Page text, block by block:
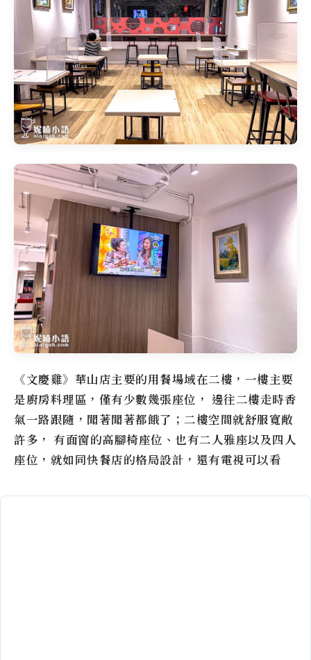
《文慶雞》 華山店主要的用餐場域在二樓，一樓主要
是廚房料理區，僅有少數幾張座位， 邊往二樓走時香
氣一路跟隨，聞著聞著都餓了；二樓空間就舒服寬敞
許多， 有面窗的高腳椅座位、也有二人雅座以及四人
座位，就如同快餐店的格局設計，還有電視可以看